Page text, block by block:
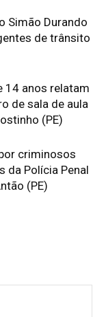
Simão Durando
de trânsito
14 anos relatam
de sala de aula
(PE)
criminosos
da Polícia Penal
(PE)